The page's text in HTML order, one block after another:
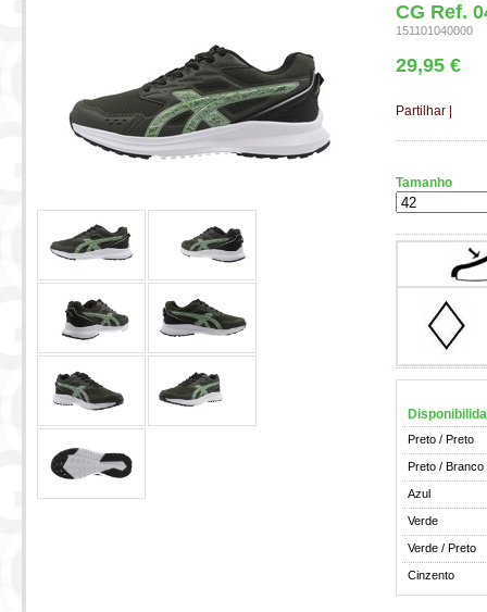
CG Ref.
151101040000
29,95 €
Partilhar
Tamanho
Preto / Preto
Preto / Branco
Azul
Verde
Verde / Preto
Cinzento